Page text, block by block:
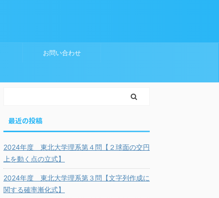
お問い合わせ
最近の投稿
2024年度 東北大学理系第４問【２球面の交円
上を動く点の立式】
2024年度 東北大学理系第３問【文字列作成に
関する確率漸化式】